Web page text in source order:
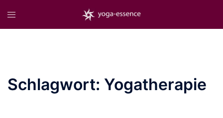
Inhalt
springen
Menü
umschalten
Schlagwort: Yogatherapie